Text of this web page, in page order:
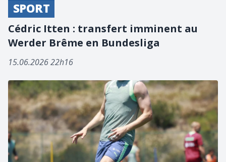
SPORT
Cédric Itten : transfert imminent au
Werder Brême en Bundesliga
15.06.2026 22h16